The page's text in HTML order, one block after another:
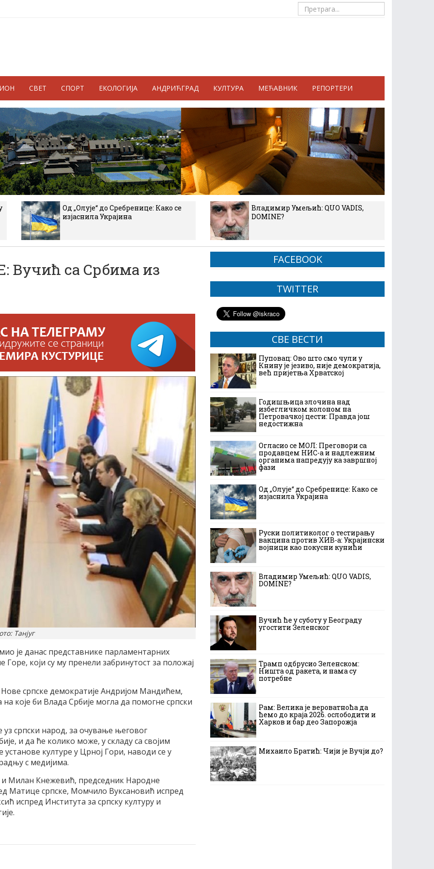
СВЕТ СПОРТ ЕКОЛОГИЈА АНДРИЋГРАД КУЛТУРА МЕЋАВНИК РЕПОРТЕРИ
Од „Олује“ до Сребренице: Како се
изјаснила Украјина
Владимир Умељић: QUO VADIS,
DOMINE?
са Србима из
Танјуг
је данас представнике парламентарних
који су му пренели забринутост за положај
српске демократије Андријом Мандићем,
које би Влада Србије могла да помогне српски
уз српски народ, за очување његовог
и да ће колико може, у складу са својим
културе у Црној Гори, наводи се у
с медијима.
и Милан Кнежевић, председник Народне
Матице српске, Момчило Вуксановић испред
испред Института за српску културу и
FACEBOOK
TWITTER
СВЕ ВЕСТИ
Пуповац: Ово што смо чули у
Книну је језиво, није демократија,
већ пријетња Хрватској
Годишњица злочина над
избегличком колоном на
Петровачкој цести: Правда још
недостижна
Огласио се МОЛ: Преговори са
продавцем НИС-а и надлежним
органима напредују ка завршној
фази
Од „Олује“ до Сребренице: Како се
изјаснила Украјина
Руски политиколог о тестирању
вакцина против ХИВ-а: Украјински
војници као покусни кунићи
Владимир Умељић: QUO VADIS,
DOMINE?
Вучић ће у суботу у Београду
угостити Зеленског
Трамп одбрусио Зеленском:
Ништа од ракета, и нама су
потребне
Рам: Велика је вероватноћа да
ћемо до краја 2026. ослободити и
Харков и бар део Запорожја
Михаило Братић: Чији је Вучји до?